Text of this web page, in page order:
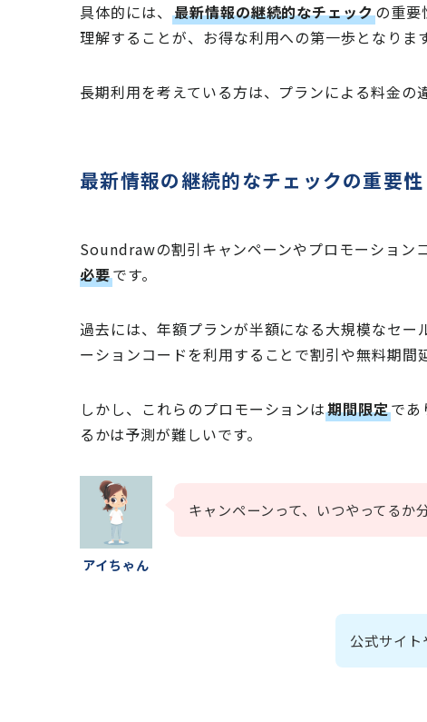
具体的には、 最新情報の継続的なチェックの重要
理解することが、お得な利用への第一歩となります
長期利用を考えている方は、プランによる料金の
最新情報の継続的なチェックの重要性
Soundrawの割引キャンペーンやプロモーション
必要です。
過去には、年額プランが半額になる大規模なセ
ーションコードを利用することで割引や無料期間
しかし、これらのプロモーションは期間限定であ
るかは予測が難しいです。
アイちゃん
キャンペーンって、いつやってる
公式サイ